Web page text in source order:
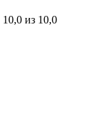
10,0 из 10,0